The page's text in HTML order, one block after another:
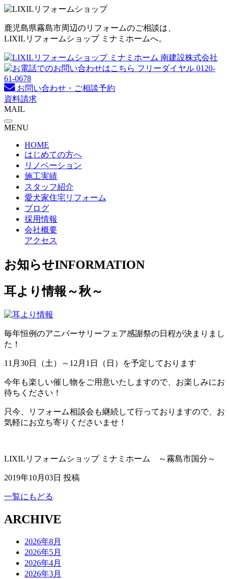
コ
テ
ン
ツ
へ
ス
キ
ッ
プ
鹿児島県霧島市周辺のリフォームのご相談は、
LIXILリフォームショップ ミナミホームへ。
お問い合わせ・ご相談予約
資料請求
MAIL
MENU
HOME
はじめての方へ
リノベーション
施工実績
スタッフ紹介
愛犬家住宅リフォーム
ブログ
採用情報
会社概要
アクセス
お知らせINFORMATION
耳より情報～秋～
毎年恒例のアニバーサリーフェア感謝祭の日程が決まりまし
た！
11月30日（土）～12月1日（日）を予定しております
今年も楽しい催し物をご用意いたしますので、お楽しみにお
待ちください！
只今、リフォーム相談会も継続して行っておりますので、お
気軽にお立ち寄りくださいませ！
LIXILリフォームショップ ミナミホーム ～霧島市国分～
2019年10月03日 投稿
一覧にもどる
ARCHIVE
2026年8月
2026年5月
2026年4月
2026年3月